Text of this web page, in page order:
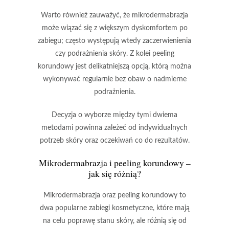
Warto również zauważyć, że mikrodermabrazja
może wiązać się z większym dyskomfortem po
zabiegu; często występują wtedy zaczerwienienia
czy podrażnienia skóry. Z kolei peeling
korundowy jest delikatniejszą opcją, którą można
wykonywać regularnie bez obaw o nadmierne
podrażnienia.
Decyzja o wyborze między tymi dwiema
metodami powinna zależeć od indywidualnych
potrzeb skóryoraz oczekiwań co do rezultatów.
Mikrodermabrazja i peeling korundowy –
jak się różnią?
Mikrodermabrazja oraz peeling korundowyto
dwa popularne zabiegi kosmetyczne, które mają
na celu poprawę stanu skóry, ale różnią się od